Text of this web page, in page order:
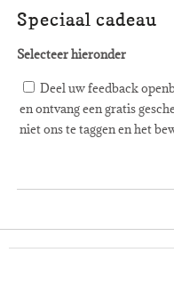
Speciaal cadeau
Selecteer hieronder
Deel uw feedback
en ontvang een gratis
niet ons te taggen en het